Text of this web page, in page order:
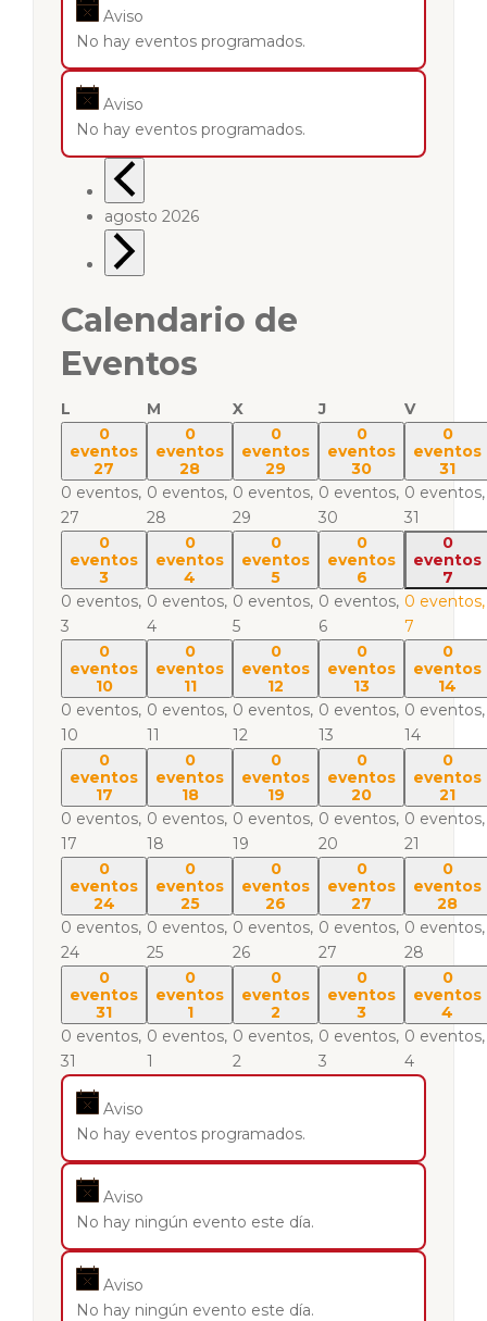
Aviso
No hay eventos programados.
Aviso
No hay eventos programados.
agosto 2026
Calendario de
Eventos
L M X J
V
0
eventos
27
0 eventos,
27
0
eventos
28
0 eventos,
28
0
eventos
29
0 eventos,
29
0
eventos
30
0 eventos,
30
0
eventos
31
0 eventos,
31
0
eventos
3
0 eventos,
3
0
eventos
4
0 eventos,
4
0
eventos
5
0 eventos,
5
0
eventos
6
0 eventos,
6
0
eventos
7
0 eventos,
7
0
eventos
10
0 eventos,
10
0
eventos
11
0 eventos,
11
0
eventos
12
0 eventos,
12
0
eventos
13
0 eventos,
13
0
eventos
14
0 eventos,
14
0
eventos
17
0 eventos,
17
0
eventos
18
0 eventos,
18
0
eventos
19
0 eventos,
19
0
eventos
20
0 eventos,
20
0
eventos
21
0 eventos,
21
0
eventos
24
0 eventos,
24
0
eventos
25
0 eventos,
25
0
eventos
26
0 eventos,
26
0
eventos
27
0 eventos,
27
0
eventos
28
0 eventos,
28
0
eventos
31
0 eventos,
31
0
eventos
1
0 eventos,
1
0
eventos
2
0 eventos,
2
0
eventos
3
0 eventos,
3
0
eventos
4
0 eventos,
4
Aviso
No hay eventos programados.
Aviso
No hay ningún evento este día.
Aviso
No hay ningún evento este día.